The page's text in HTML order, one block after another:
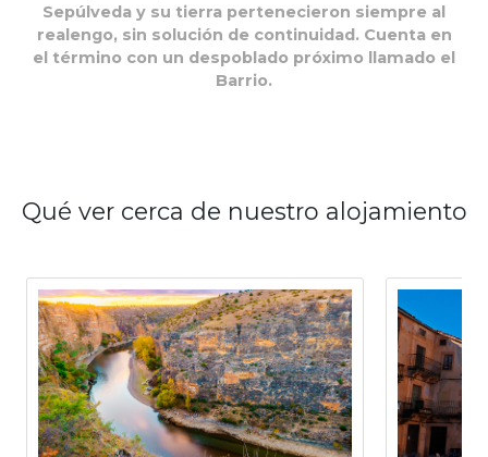
Sepúlveda y su tierra pertenecieron siempre al
realengo, sin solución de continuidad. Cuenta en
el término con un despoblado próximo llamado el
Barrio.
Qué ver cerca de nuestro alojamiento